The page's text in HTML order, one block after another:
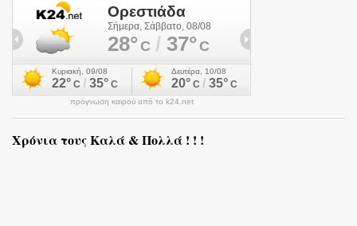
πρόγνωση καιρού από το k24.net
Χρόνια τους Καλά & Πολλά ! ! !